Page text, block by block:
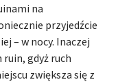
na
przyjedźcie
– w nocy. Inaczej
ruin, gdyż ruch
zwiększa się z